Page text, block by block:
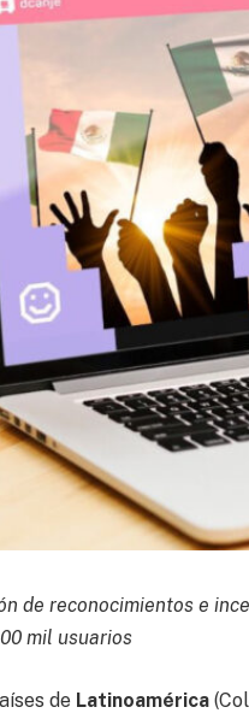
de reconocimientos e
mil usuarios
de Latinoamérica